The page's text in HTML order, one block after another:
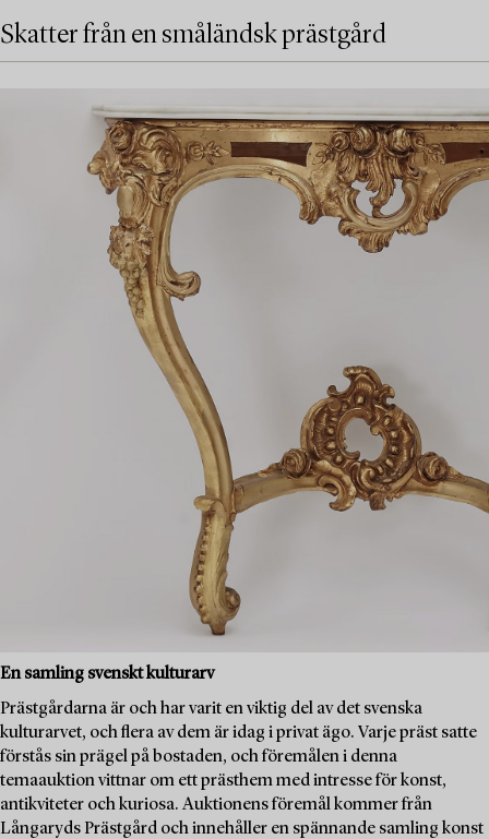
Skatter från en småländsk prästgård
En samling svenskt kulturarv
Prästgårdarna är och har varit en viktig del av det svenska
kulturarvet, och flera av dem är idag i privat ägo. Varje präst satte
förstås sin prägel på bostaden, och föremålen i denna
temaauktion vittnar om ett prästhem med intresse för konst,
antikviteter och kuriosa. Auktionens föremål kommer från
Långaryds Prästgård och innehåller en spännande samling konst